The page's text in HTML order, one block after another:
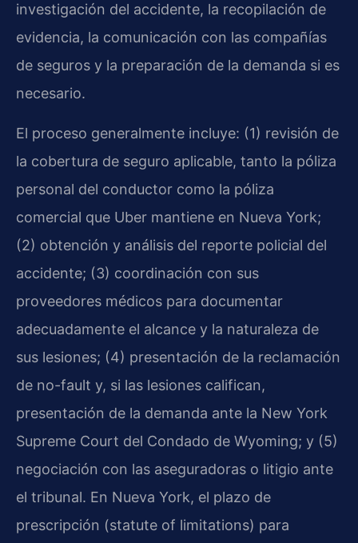
investigación del accidente, la recopilación de
evidencia, la comunicación con las compañías
de seguros y la preparación de la demanda si es
necesario.
El proceso generalmente incluye: (1) revisión de
la cobertura de seguro aplicable, tanto la póliza
personal del conductor como la póliza
comercial que Uber mantiene en Nueva York;
(2) obtención y análisis del reporte policial del
accidente; (3) coordinación con sus
proveedores médicos para documentar
adecuadamente el alcance y la naturaleza de
sus lesiones; (4) presentación de la reclamación
de no-fault y, si las lesiones califican,
presentación de la demanda ante la New York
Supreme Court del Condado de Wyoming; y (5)
negociación con las aseguradoras o litigio ante
el tribunal. En Nueva York, el plazo de
prescripción (statute of limitations) para